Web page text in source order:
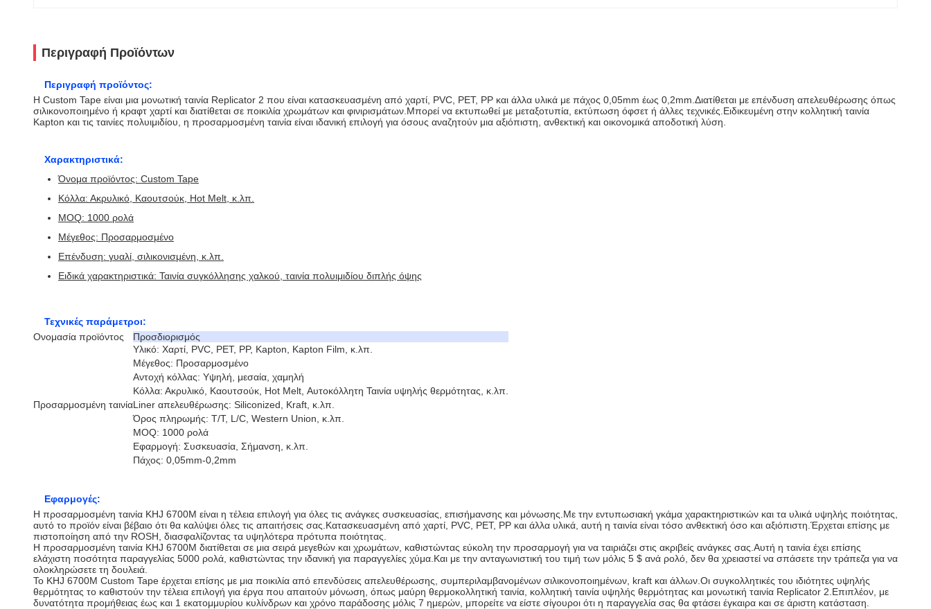
Περιγραφή Προϊόντων
Περιγραφή προϊόντος:
Η Custom Tape είναι μια μονωτική ταινία Replicator 2 που είναι κατασκευασμένη από χαρτί, PVC, PET, PP και άλλα υλικά με πάχος 0,05mm έως 0,2mm.Διατίθεται με επένδυση απελευθέρωσης όπως
σιλικονοποιημένο ή κραφτ χαρτί και διατίθεται σε ποικιλία χρωμάτων και φινιρισμάτων.Μπορεί να εκτυπωθεί με μεταξοτυπία, εκτύπωση όφσετ ή άλλες τεχνικές.Ειδικευμένη στην κολλητική ταινία
Kapton και τις ταινίες πολυιμιδίου, η προσαρμοσμένη ταινία είναι ιδανική επιλογή για όσους αναζητούν μια αξιόπιστη, ανθεκτική και οικονομικά αποδοτική λύση.
Χαρακτηριστικά:
Όνομα προϊόντος: Custom Tape
Κόλλα: Ακρυλικό, Καουτσούκ, Hot Melt, κ.λπ.
MOQ: 1000 ρολά
Μέγεθος: Προσαρμοσμένο
Επένδυση: γυαλί, σιλικονισμένη, κ.λπ.
Ειδικά χαρακτηριστικά: Ταινία συγκόλλησης χαλκού, ταινία πολυιμιδίου διπλής όψης
Τεχνικές παράμετροι:
Ονομασία προϊόντος
Προσδιορισμός
Προσαρμοσμένη ταινία
Υλικό: Χαρτί, PVC, PET, PP, Kapton, Kapton Film, κ.λπ.
Μέγεθος: Προσαρμοσμένο
Αντοχή κόλλας: Υψηλή, μεσαία, χαμηλή
Κόλλα: Ακρυλικό, Καουτσούκ, Hot Melt, Αυτοκόλλητη Ταινία υψηλής θερμότητας, κ.λπ.
Liner απελευθέρωσης: Siliconized, Kraft, κ.λπ.
Όρος πληρωμής: T/T, L/C, Western Union, κ.λπ.
MOQ: 1000 ρολά
Εφαρμογή: Συσκευασία, Σήμανση, κ.λπ.
Πάχος: 0,05mm-0,2mm
Εφαρμογές:
Η προσαρμοσμένη ταινία KHJ 6700M είναι η τέλεια επιλογή για όλες τις ανάγκες συσκευασίας, επισήμανσης και μόνωσης.Με την εντυπωσιακή γκάμα χαρακτηριστικών και τα υλικά υψηλής ποιότητας,
αυτό το προϊόν είναι βέβαιο ότι θα καλύψει όλες τις απαιτήσεις σας.Κατασκευασμένη από χαρτί, PVC, PET, PP και άλλα υλικά, αυτή η ταινία είναι τόσο ανθεκτική όσο και αξιόπιστη.Έρχεται επίσης με
πιστοποίηση από την ROSH, διασφαλίζοντας τα υψηλότερα πρότυπα ποιότητας.
Η προσαρμοσμένη ταινία KHJ 6700M διατίθεται σε μια σειρά μεγεθών και χρωμάτων, καθιστώντας εύκολη την προσαρμογή για να ταιριάζει στις ακριβείς ανάγκες σας.Αυτή η ταινία έχει επίσης
ελάχιστη ποσότητα παραγγελίας 5000 ρολά, καθιστώντας την ιδανική για παραγγελίες χύμα.Και με την ανταγωνιστική του τιμή των μόλις 5 $ ανά ρολό, δεν θα χρειαστεί να σπάσετε την τράπεζα για να
ολοκληρώσετε τη δουλειά.
Το KHJ 6700M Custom Tape έρχεται επίσης με μια ποικιλία από επενδύσεις απελευθέρωσης, συμπεριλαμβανομένων σιλικονοποιημένων, kraft και άλλων.Οι συγκολλητικές του ιδιότητες υψηλής
θερμότητας το καθιστούν την τέλεια επιλογή για έργα που απαιτούν μόνωση, όπως μαύρη θερμοκολλητική ταινία, κολλητική ταινία υψηλής θερμότητας και μονωτική ταινία Replicator 2.Επιπλέον, με
δυνατότητα προμήθειας έως και 1 εκατομμυρίου κυλίνδρων και χρόνο παράδοσης μόλις 7 ημερών, μπορείτε να είστε σίγουροι ότι η παραγγελία σας θα φτάσει έγκαιρα και σε άριστη κατάσταση.